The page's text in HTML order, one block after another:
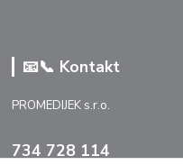
📧📞 Kontakt
PROMEDIJEK s.r.o.
734 728 114